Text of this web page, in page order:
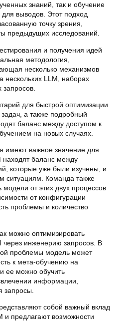
знаний, так и обучение
для выводов. Этот подход
точку зрения,
предыдущих исследований.
и получения идей
методология,
несколько механизмов
нескольких LLM, наборах
для быстрой оптимизации
а также подробный
баланс между доступом к
на новых случаях.
имеют важное значение для
находят баланс между
которые уже были изучены, и
ситуациям. Команда также
модели от этих двух процессов
от конфигурации
проблемы и количество
можно оптимизировать
через инженерию запросов. В
проблемы модель может
к мета-обучению на
ее можно обучить
информации,
запросы.
собой важный вклад
и предлагают возможности